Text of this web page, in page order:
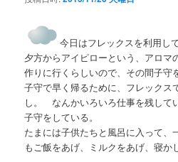
今日はフレックスを利用
夕方からアイピローという、アロマ
作りに行くらしいので、その間子守
子守で早く帰るために、フレックス
し。 なんかいろいろ仕事を残して
子守をしている。
たまには子供たちと風呂に入って、
もご飯をあげ、ミルクをあげ、寝か